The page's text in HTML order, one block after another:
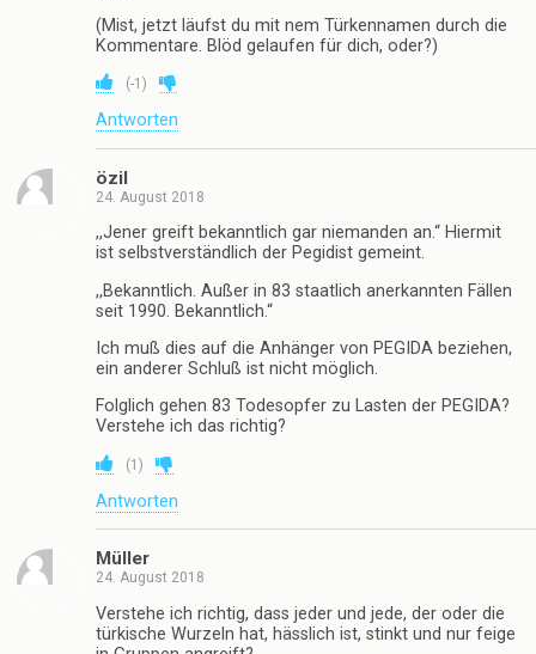
(Mist, jetzt läufst du mit nem Türkennamen durch die
Kommentare. Blöd gelaufen für dich, oder?)
(-1 )
Antworten
özil
24. August 2018
,,Jener greift bekanntlich gar niemanden an.“ Hiermit
ist selbstverständlich der Pegidist gemeint.
,,Bekanntlich. Außer in 83 staatlich anerkannten Fällen
seit 1990. Bekanntlich.“
Ich muß dies auf die Anhänger von PEGIDA beziehen,
ein anderer Schluß ist nicht möglich.
Folglich gehen 83 Todesopfer zu Lasten der PEGIDA?
Verstehe ich das richtig?
(1 )
Antworten
Müller
24. August 2018
Verstehe ich richtig, dass jeder und jede, der oder die
türkische Wurzeln hat, hässlich ist, stinkt und nur feige